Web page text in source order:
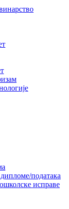
података
исправе